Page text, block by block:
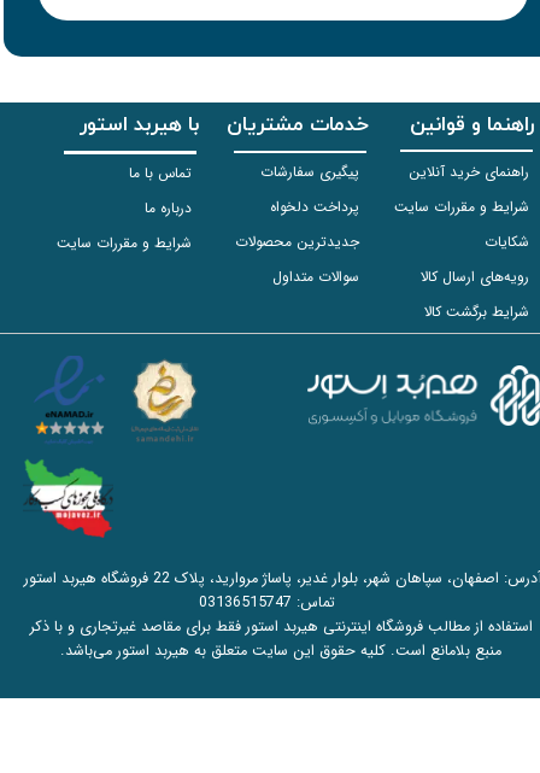
راهنما و قوانین
راهنمای خرید آنلاین
شرایط و مقررات سایت
شکایات
رویه‌های ارسال کالا
شرایط برگشت کالا
خدمات مشتریان
پیگیری سفارشات
پرداخت دلخواه
جدیدترین محصولات
سوالات متداول
با هیربد استور
تماس با ما
درباره ما
شرایط و مقررات سایت
آدرس: اصفهان، سپاهان شهر، بلوار غدیر، پاساژ مروارید، پلاک 22 فروشگاه هیربد استور
تماس: 03136515747
استفاده از مطالب فروشگاه اینترنتی هیربد استور فقط برای مقاصد غیرتجاری و با ذکر
منبع بلامانع است. کلیه حقوق این سایت متعلق به هیربد استور می‌باشد.​​​​​​​